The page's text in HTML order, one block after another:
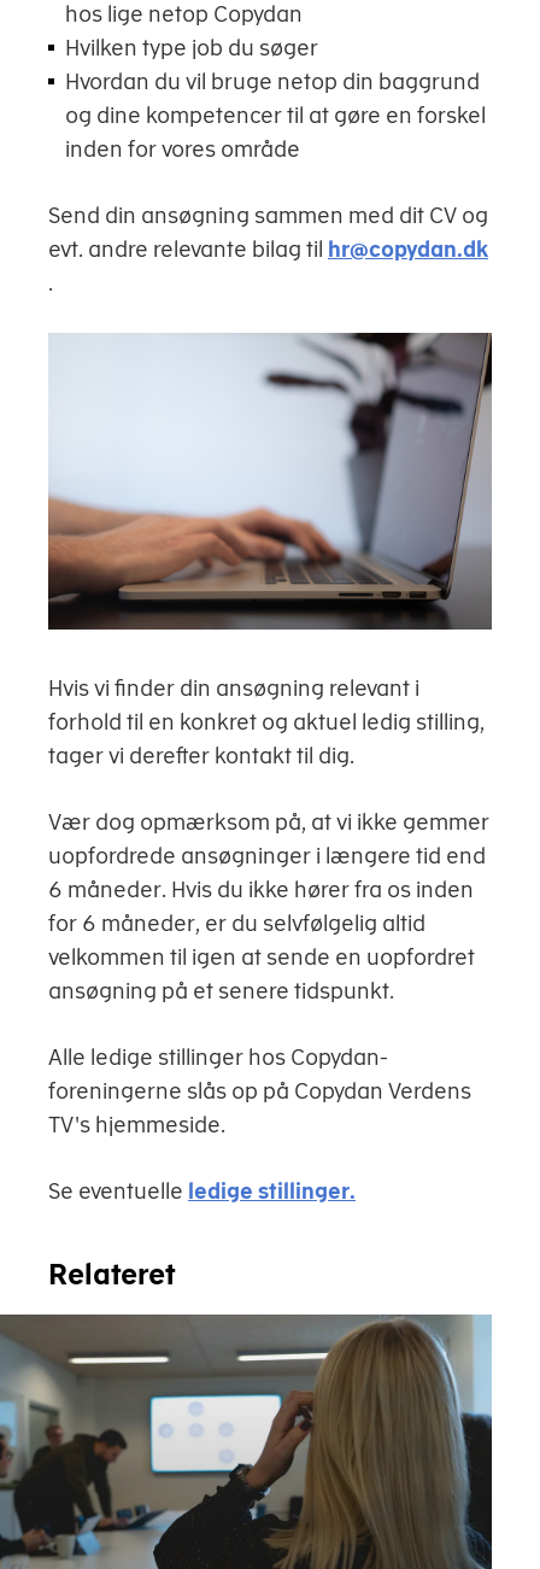
hos lige netop Copydan
Hvilken type job du søger
Hvordan du vil bruge netop din baggrund
og dine kompetencer til at gøre en forskel
inden for vores område
Send din ansøgning sammen med dit CV og
evt. andre relevante bilag til hr@copydan.dk
.
Hvis vi finder din ansøgning relevant i
forhold til en konkret og aktuel ledig stilling,
tager vi derefter kontakt til dig.
Vær dog opmærksom på, at vi ikke gemmer
uopfordrede ansøgninger i længere tid end
6 måneder. Hvis du ikke hører fra os inden
for 6 måneder, er du selvfølgelig altid
velkommen til igen at sende en uopfordret
ansøgning på et senere tidspunkt.
Alle ledige stillinger hos Copydan-
foreningerne slås op på Copydan Verdens
TV's hjemmeside.
Se eventuelle ledige stillinger.
Relateret